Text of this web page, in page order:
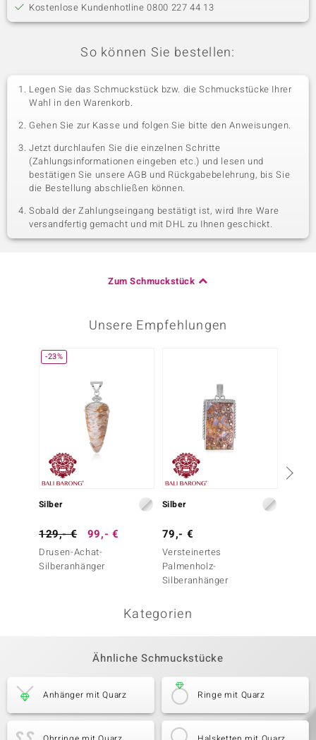
Kostenlose Kundenhotline 0800 227 44 13
So können Sie bestellen:
Legen Sie das Schmuckstück bzw. die Schmuckstücke Ihrer
Wahl in den Warenkorb.
Gehen Sie zur Kasse und folgen Sie bitte den Anweisungen.
Jetzt durchlaufen Sie die einzelnen Schritte
(Zahlungsinformationen eingeben etc.) und lesen und
bestätigen Sie unsere AGB und Rückgabebelehrung, bis Sie
die Bestellung abschließen können.
Sobald der Zahlungseingang bestätigt ist, wird Ihre Ware
versandfertig gemacht und mit DHL zu Ihnen geschickt.
Zum Schmuckstück
Unsere Empfehlungen
-23%
Silber
129,- € 99,- €
Drusen-Achat-
Silberanhänger
Silber
79,- €
Versteinertes
Palmenholz-
Silberanhänger
Kategorien
Ähnliche Schmuckstücke
Anhänger mit Quarz Ringe mit Quarz